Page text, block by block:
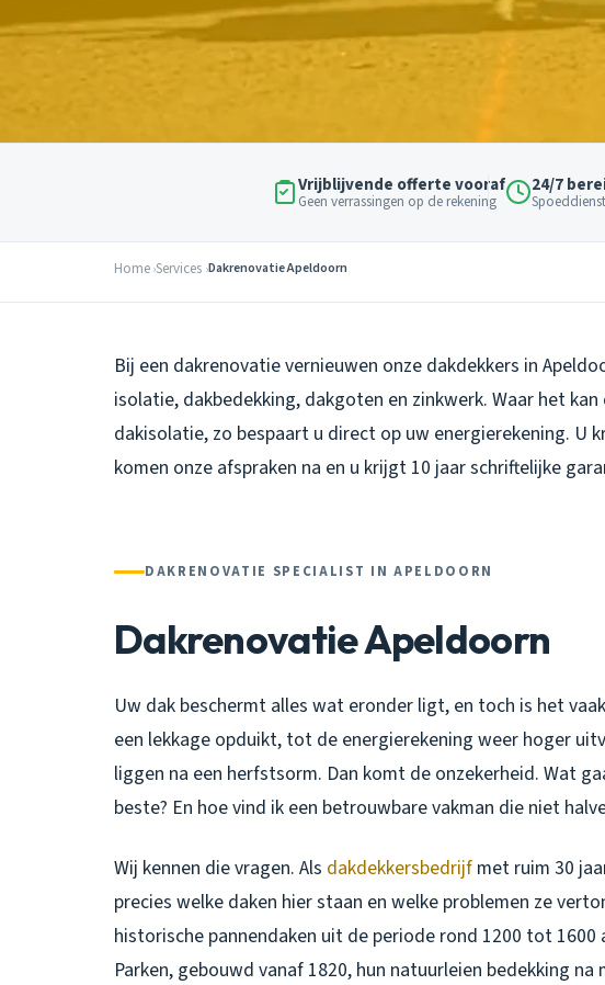
Vrijblijvende offerte vooraf
Geen verrassingen op de rekening
24/7
Home Services Dakrenovatie Apeldoorn
Bij een dakrenovatie vernieuwen onze dakdekkers in
isolatie, dakbedekking, dakgoten en zinkwerk. Waar het
dakisolatie, zo bespaart u direct op uw energierekening. U
komen onze afspraken na en u krijgt 10 jaar schriftelijke
DAKRENOVATIE SPECIALIST IN APELDOORN
Dakrenovatie Apeldoorn
Uw dak beschermt alles wat eronder ligt, en toch is het
een lekkage opduikt, tot de energierekening weer hoger
liggen na een herfstsorm. Dan komt de onzekerheid. Wat
beste? En hoe vind ik een betrouwbare vakman die niet
Wij kennen die vragen. Als dakdekkersbedrijf met ruim 30
precies welke daken hier staan en welke problemen ze
historische pannendaken uit de periode rond 1200 tot 1600
Parken, gebouwd vanaf 1820, hun natuurleien bedekking